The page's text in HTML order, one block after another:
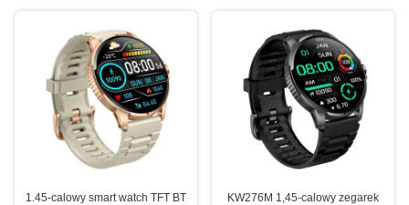
1.45-calowy smart watch TFT BT
KW276M 1,45-calowy zegarek